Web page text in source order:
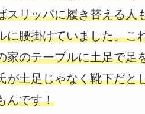
スリッパに履き替える人
に腰掛けていました。こ
家のテーブルに土足で足
が土足じゃなく靴下だと
んです！